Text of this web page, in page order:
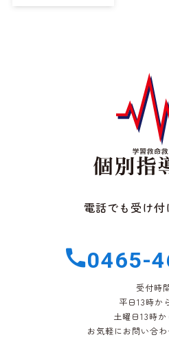
電話でも受け付
0465-
受付時
平日13時か
土曜日13時
お気軽にお問い合わ